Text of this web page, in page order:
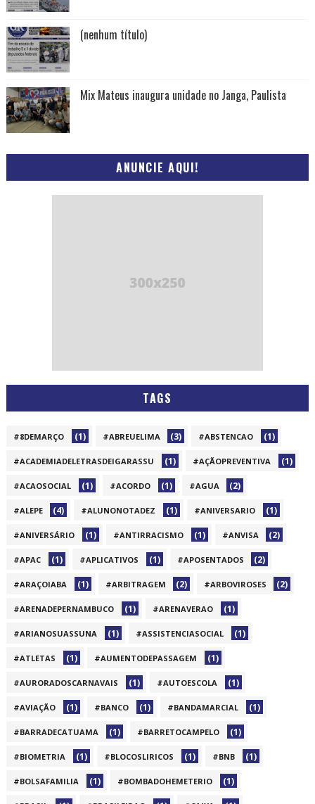
(nenhum título)
Mix Mateus inaugura unidade no Janga, Paulista
ANUNCIE AQUI!
TAGS
#8DEMARÇO (1) #ABREUELIMA (3) #ABSTENCAO (1)
#ACADEMIADELETRASDEIGARASSU (1) #AÇÃOPREVENTIVA (1)
#ACAOSOCIAL (1) #ACORDO (1) #AGUA (2)
#ALEPE (4) #ALUNONOTADEZ (1) #ANIVERSARIO (1)
#ANIVERSÁRIO (1) #ANTIRRACISMO (1) #ANVISA (2)
#APAC (1) #APLICATIVOS (1) #APOSENTADOS (2)
#ARAÇOIABA (1) #ARBITRAGEM (2) #ARBOVIROSES (2)
#ARENADEPERNAMBUCO (1) #ARENAVERAO (1)
#ARIANOSUASSUNA (1) #ASSISTENCIASOCIAL (1)
#ATLETAS (1) #AUMENTODEPASSAGEM (1)
#AURORADOSCARNAVAIS (1) #AUTOESCOLA (1)
#AVIAÇÃO (1) #BANCO (1) #BANDAMARCIAL (1)
#BARRADECATUAMA (1) #BARRETOCAMPELO (1)
#BIOMETRIA (1) #BLOCOSLIRICOS (1) #BNB (1)
#BOLSAFAMILIA (1) #BOMBADOHEMETERIO (1)